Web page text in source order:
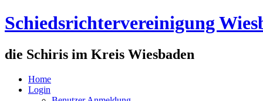
Schiedsrichtervereinigung
die Schiris im Kreis Wiesbaden
Home
Login